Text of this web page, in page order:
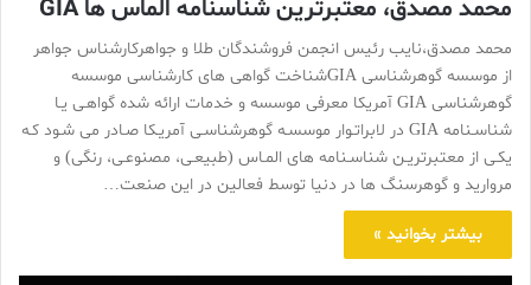
محمد مصدق، معتبرترین شناسنامه الماس ها GIA
محمد مصدق،نایب رئیس انجمن فروشندگان طلا و جواهرکارشناس جواهر
از موسسه گوهرشناسی GIAشناخت گواهی های کارشناسی موسسه
گوهرشناسی GIA آمریکا معرفی موسسه و خدمات ارائه شده گواهـی یـا
شناسـنامه GIA در لابراتـوار موسسـه گوهرشناسـی آمریـکا صـادر می شـود کـه
یکـی از معتبرتریـن شناسـنامه های المـاس (طبیعـی، مصنوعـی، رنگی) و
مروارید و گوهرسنگ ها در دنیا توسط فعالین در این صنعت…
بیشتر بخوانید »